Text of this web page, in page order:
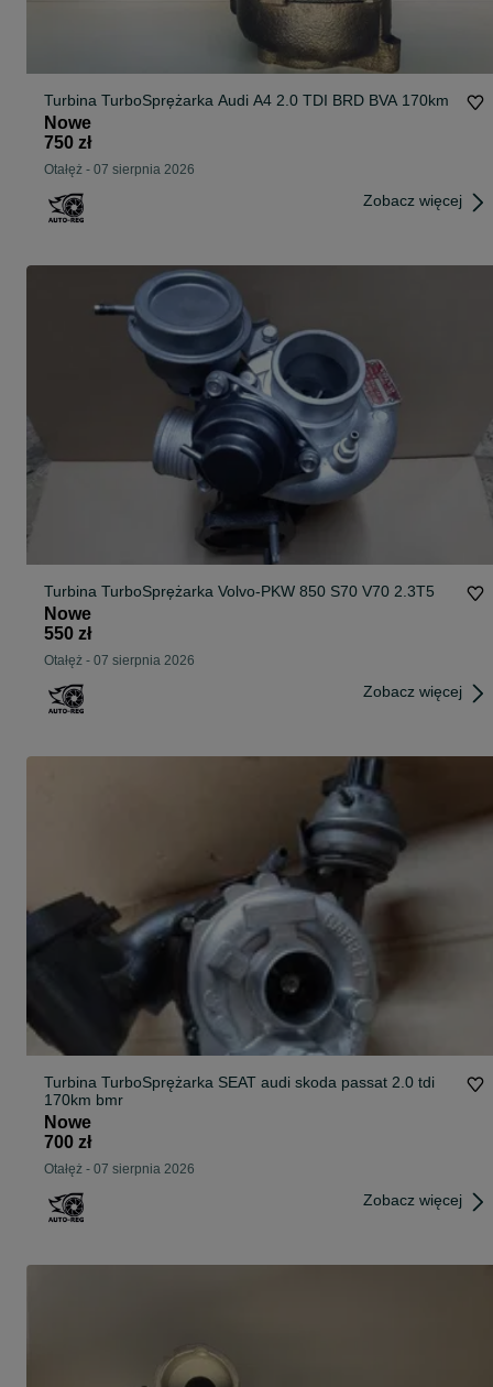
Turbina TurboSprężarka Audi A4 2.0 TDI BRD BVA 170km
Nowe
750 zł
Otałęż - 07 sierpnia 2026
Zobacz więcej
Turbina TurboSprężarka Volvo-PKW 850 S70 V70 2.3T5
Nowe
550 zł
Otałęż - 07 sierpnia 2026
Zobacz więcej
Turbina TurboSprężarka SEAT audi skoda passat 2.0 tdi
170km bmr
Nowe
700 zł
Otałęż - 07 sierpnia 2026
Zobacz więcej